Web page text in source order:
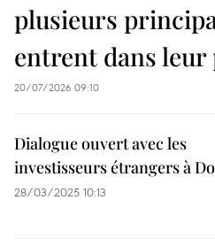
plusieurs
entrent dans leur
20/07/2026 09:10
Dialogue ouvert avec les
investisseurs étrangers à
28/03/2025 10:13